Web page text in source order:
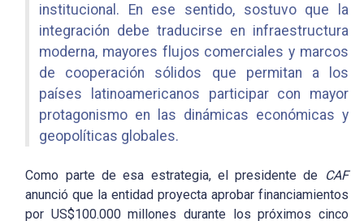
institucional. En ese sentido, sostuvo que la
integración debe traducirse en infraestructura
moderna, mayores flujos comerciales y marcos
de cooperación sólidos que permitan a los
países latinoamericanos participar con mayor
protagonismo en las dinámicas económicas y
geopolíticas globales.
Como parte de esa estrategia, el presidente de CAF
anunció que la entidad proyecta aprobar financiamientos
por US$100.000 millones durante los próximos cinco